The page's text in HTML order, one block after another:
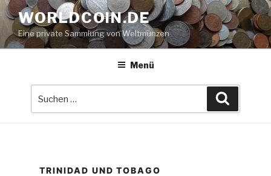
Zum
Inhalt
springen
WORLDCOIN.DE
Eine private Sammlung von Weltmünzen
Menü
TRINIDAD UND TOBAGO